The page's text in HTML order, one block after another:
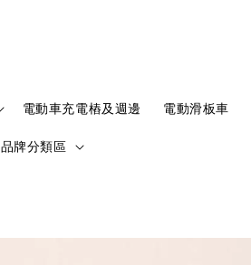
電動車充電樁及週邊 電動滑板車
品牌分類區